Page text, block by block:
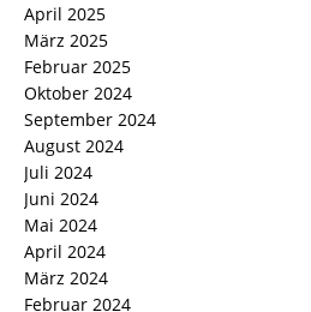
April 2025
März 2025
Februar 2025
Oktober 2024
September 2024
August 2024
Juli 2024
Juni 2024
Mai 2024
April 2024
März 2024
Februar 2024